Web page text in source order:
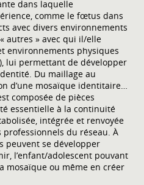
dans laquelle
comme le fœtus dans
avec divers environnements
autres » avec qui il/elle
environnements physiques
lui permettant de développer
Du maillage au
d’une mosaïque identitaire…
composée de pièces
essentielle à la continuité
intégrée et renvoyée
professionnels du réseau. À
peuvent se développer
l’enfant/adolescent pouvant
mosaïque ou même en créer